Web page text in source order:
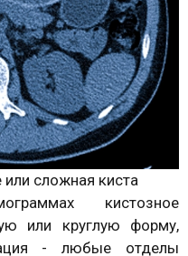
сложная киста
кистозное
или круглую форму,
- любые отделы